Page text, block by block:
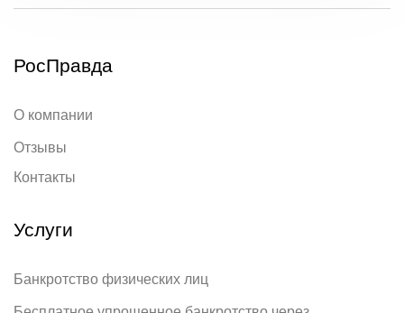
РосПравда
О компании
Отзывы
Контакты
Услуги
Банкротство физических лиц